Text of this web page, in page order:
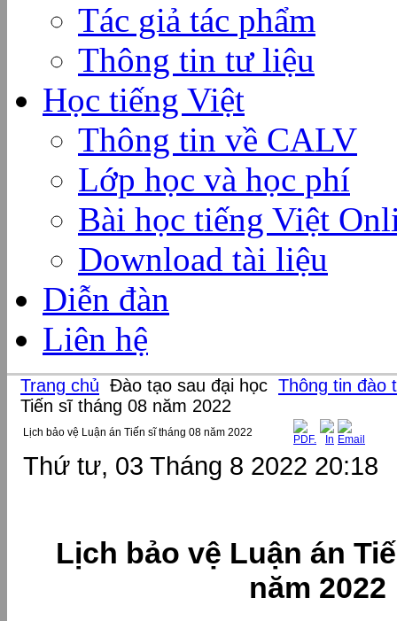
Tác giả tác phẩm
Thông tin tư liệu
Học tiếng Việt
Thông tin về CALV
Lớp học và học phí
Bài học tiếng Việt
Download tài liệu
Diễn đàn
Liên hệ
Trang chủ Đào tạo sau đại học Thông tin đào
Tiến sĩ tháng 08 năm 2022
Lịch bảo vệ Luận án Tiến sĩ tháng 08 năm 2022
Thứ tư, 03 Tháng 8 2022 20:18
Lịch bảo vệ Luận án
năm 2022